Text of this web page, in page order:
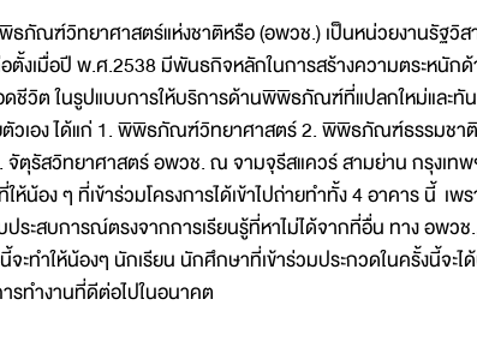
ฑ์วิทยาศาสตร์แห่งชาติหรือ (อพวช.) เป็นหน่วยงานรัฐวิส
อตั้งเมื่อปี พ.ศ.2538 มีพันธกิจหลักในการสร้างความตระหนัก
ดชีวิต ในรูปแบบการให้บริการด้านพิพิธภัณฑ์ที่แปลกใหม่และทั
ตัวเอง ได้แก่ 1. พิพิธภัณฑ์วิทยาศาสตร์ 2. พิพิธภัณฑ์ธรรมชา
จัตุรัสวิทยาศาสตร์ อพวช. ณ จามจุรีสแควร์ สามย่าน กรุงเท
น้อง ๆ ที่เข้าร่วมโครงการได้เข้าไปถ่ายทำทั้ง 4 อาคาร นี้ เ
ระสบการณ์ตรงจากการเรียนรู้ที่หาไม่ได้จากที่อื่น ทาง อพวช
ะทำให้น้องๆ นักเรียน นักศึกษาที่เข้าร่วมประกวดในครั้งนี้จะ
ทำงานที่ดีต่อไปในอนาคต